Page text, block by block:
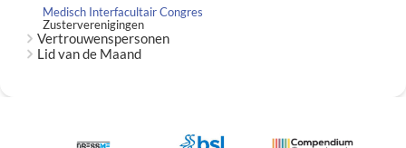
Medisch Interfacultair Congres
Zusterverenigingen
Vertrouwenspersonen
Lid van de Maand